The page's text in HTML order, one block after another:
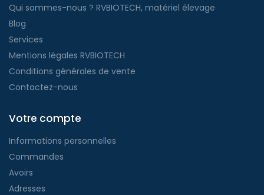
Qui sommes-nous ? RVBIOTECH, matériel élevage
Blog
Services
Mentions légales RVBIOTECH
Conditions générales de vente
Contactez-nous
Votre compte
Informations personnelles
Commandes
Avoirs
Adresses